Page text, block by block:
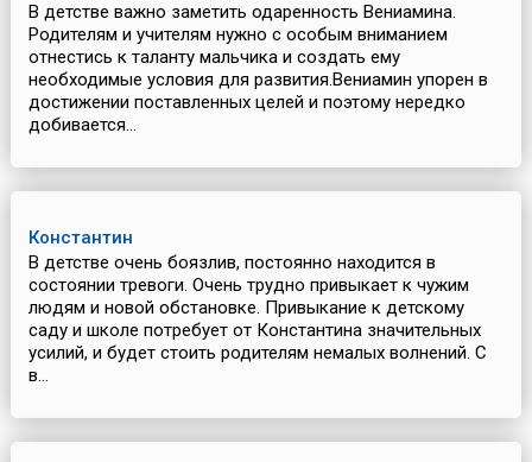
В детстве важно заметить одаренность Вениамина.
Родителям и учителям нужно с особым вниманием
отнестись к таланту мальчика и создать ему
необходимые условия для развития.Вениамин упорен в
достижении поставленных целей и поэтому нередко
добивается...
Константин
В детстве очень боязлив, постоянно находится в
состоянии тревоги. Очень трудно привыкает к чужим
людям и новой обстановке. Привыкание к детскому
саду и школе потребует от Константина значительных
усилий, и будет стоить родителям немалых волнений. С
в...